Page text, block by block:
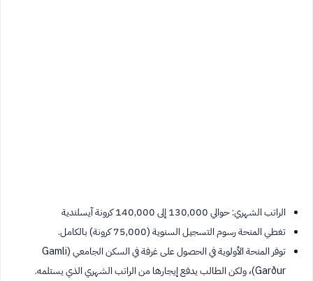
الراتب الشهري: حوالي 130,000 إلى 140,000 كرونة آيسلندية
تغطي المنحة رسوم التسجيل السنوية (75,000 كرونة) بالكامل.
توفر المنحة الأولوية في الحصول على غرفة في السكن الجامعي (Gamli
Garður)، ولكن الطالب يدفع إيجارها من الراتب الشهري الذي يستلمه.